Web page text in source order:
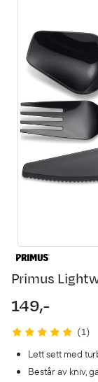
Primus
price
149,-
(1)
Lett sett med
Består av kniv,